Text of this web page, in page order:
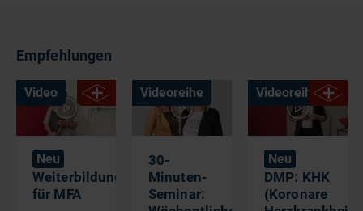
Empfehlungen
Neu
Weiterbildungsmöglichkeiten
für MFA
Video
30-
Minuten-
Seminar:
Videoreihe
Neu
DMP: KHK
(Koronare
Videoreihe